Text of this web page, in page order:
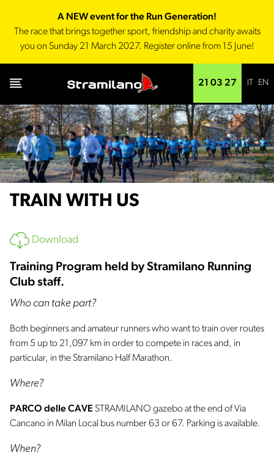
A NEW event for the Run Generation!
The race that brings together sport, friendship and charity awaits
you on Sunday 21 March 2027. Register online from 15 June!
21 03 27 EN
TRAIN WITH US
Download
Training Program held by Stramilano Running
Club staff.
Who can take part?
Both beginners and amateur runners who want to train over routes
from 5 up to 21,097 km in order to compete in races and, in
particular, in the Stramilano Half Marathon.
Where?
PARCO delle CAVE STRAMILANO gazebo at the end of Via
Cancano in Milan Local bus number 63 or 67. Parking is available.
When?